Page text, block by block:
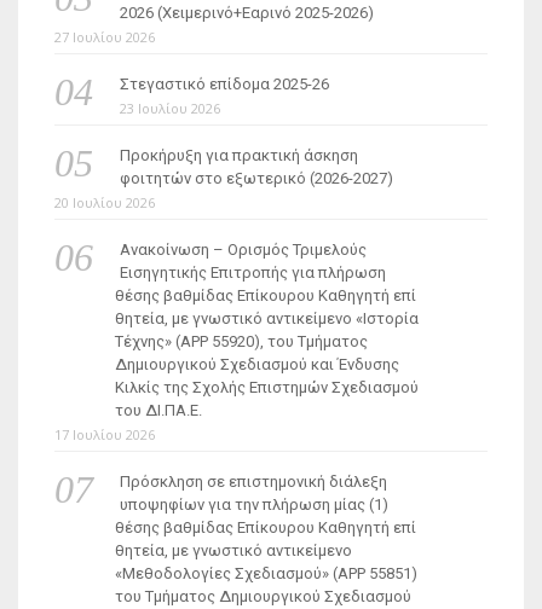
2026 (Χειμερινό+Εαρινό 2025-2026)
27 Ιουλίου 2026
Στεγαστικό επίδομα 2025-26
23 Ιουλίου 2026
Προκήρυξη για πρακτική άσκηση
φοιτητών στο εξωτερικό (2026-2027)
20 Ιουλίου 2026
Ανακοίνωση – Ορισμός Τριμελούς
Εισηγητικής Επιτροπής για πλήρωση
θέσης βαθμίδας Επίκουρου Καθηγητή επί
θητεία, με γνωστικό αντικείμενο «Ιστορία
Τέχνης» (ΑΡΡ 55920), του Τμήματος
Δημιουργικού Σχεδιασμού και Ένδυσης
Κιλκίς της Σχολής Επιστημών Σχεδιασμού
του ΔΙ.ΠΑ.Ε.
17 Ιουλίου 2026
Πρόσκληση σε επιστημονική διάλεξη
υποψηφίων για την πλήρωση μίας (1)
θέσης βαθμίδας Επίκουρου Καθηγητή επί
θητεία, με γνωστικό αντικείμενο
«Μεθοδολογίες Σχεδιασμού» (ΑΡΡ 55851)
του Τμήματος Δημιουργικού Σχεδιασμού